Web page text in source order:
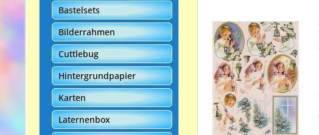
Bastelsets
Bilderrahmen
Cuttlebug
Hintergrundpapier
Karten
Laternenbox